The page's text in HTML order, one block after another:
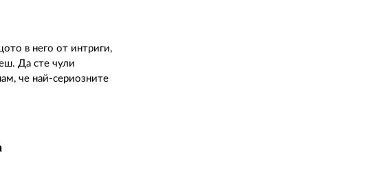
в него от интриги,
Да сте чули
че най-сериозните